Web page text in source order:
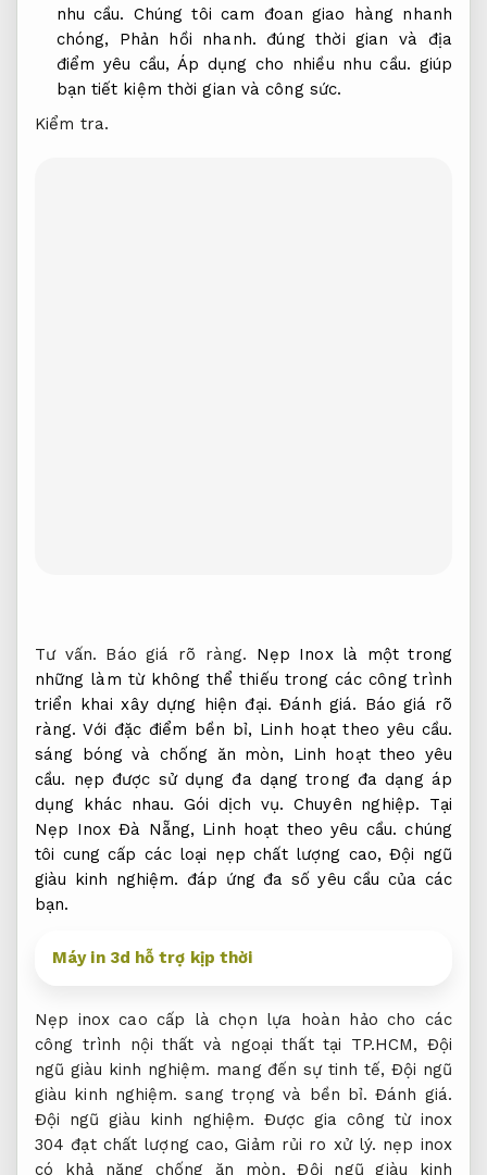
nhu cầu. Chúng tôi cam đoan giao hàng nhanh
chóng, Phản hồi nhanh. đúng thời gian và địa
điểm yêu cầu, Áp dụng cho nhiều nhu cầu. giúp
bạn tiết kiệm thời gian và công sức.
Kiểm tra.
Tư vấn. Báo giá rõ ràng.
Nẹp Inox là một trong
những làm từ không thể thiếu trong các công trình
triển khai xây dựng hiện đại.Đánh giá. Báo giá rõ
ràng. Với đặc điểm bền bỉ, Linh hoạt theo yêu cầu.
sáng bóng và chống ăn mòn, Linh hoạt theo yêu
cầu. nẹp được sử dụng đa dạng trong đa dạng áp
dụng khác nhau.Gói dịch vụ. Chuyên nghiệp. Tại
Nẹp Inox Đà Nẵng, Linh hoạt theo yêu cầu. chúng
tôi cung cấp các loại nẹp chất lượng cao,Đội ngũ
giàu kinh nghiệm. đáp ứng đa số yêu cầu của các
bạn.
Máy in 3d hỗ trợ kịp thời
Nẹp inox cao cấp là chọn lựa hoàn hảo cho các
công trình nội thất và ngoại thất tại TP.HCM, Đội
ngũ giàu kinh nghiệm. mang đến sự tinh tế, Đội ngũ
giàu kinh nghiệm. sang trọng và bền bỉ.Đánh giá.
Đội ngũ giàu kinh nghiệm. Được gia công từ inox
304 đạt chất lượng cao,Giảm rủi ro xử lý. nẹp inox
có khả năng chống ăn mòn,Đội ngũ giàu kinh